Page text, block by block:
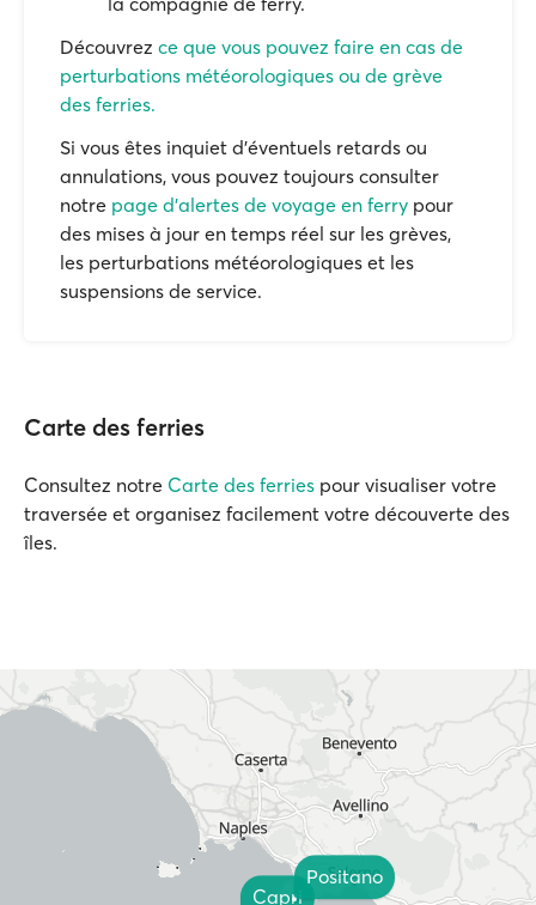
Découvrez ce que vous pouvez faire en cas de
perturbations météorologiques ou de grève
des ferries.
Si vous êtes inquiet d'éventuels retards ou
annulations, vous pouvez toujours consulter
notre page d'alertes de voyage en ferry pour
des mises à jour en temps réel sur les grèves,
les perturbations météorologiques et les
suspensions de service.
Carte des ferries
Consultez notre Carte des ferries pour visualiser votre
traversée et organisez facilement votre découverte des
îles.
Capri
Positano